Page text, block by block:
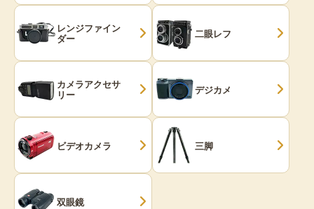
レンジファイン
ダー 二眼レフ
カメラアクセサ
リー デジカメ
ビデオカメラ 三脚
双眼鏡